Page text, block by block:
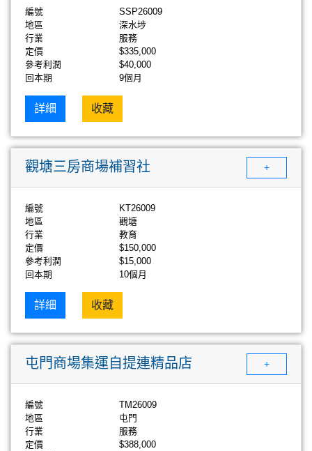
編號
SSP26009
地區
深水埗
行業
服務
定價
$335,000
參考利潤
$40,000
回本期
9個月
詳細 收藏
觀塘三房商場補習社 +
編號
KT26009
地區
觀塘
行業
教育
定價
$150,000
參考利潤
$15,000
回本期
10個月
詳細 收藏
屯門商場集運自提連精品店 +
編號
TM26009
地區
屯門
行業
服務
定價
$388,000